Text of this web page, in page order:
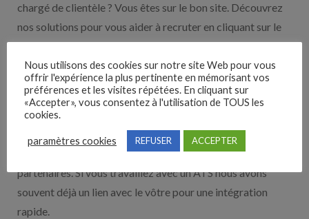
chargé de clientèle ? Vous êtes sur le bon site. Découvrez
nos solutions pour vous aider à recruter en cliquant sur le
bouton ci-dessous.
Nos solutions entreprises
Découvrez nos partenaires ! Moteurs de recherches,
multidiffuseurs, sites payant… nombreux sont nos
partenaires. Si vous travaillez avec un ATS nous avons
souvent déjà un lien avec le vôtre pour une intégration
rapide.
Nous utilisons des cookies sur notre site Web pour vous
offrir l'expérience la plus pertinente en mémorisant vos
préférences et les visites répétées. En cliquant sur
«Accepter», vous consentez à l'utilisation de TOUS les
cookies.
paramètres cookies REFUSER ACCEPTER